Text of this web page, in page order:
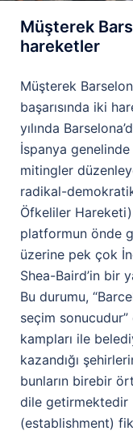
Müşterek
hareketler
Müşterek
başarısında iki
yılında
İspanya
mitingler
radikal-
Öfkeliler
platformun önde
üzerine pek çok
Shea-Baird’in bir
Bu durumu,
seçim
kampları ile
kazandığı
bunların birebir
dile getirmektedir
(establishment)